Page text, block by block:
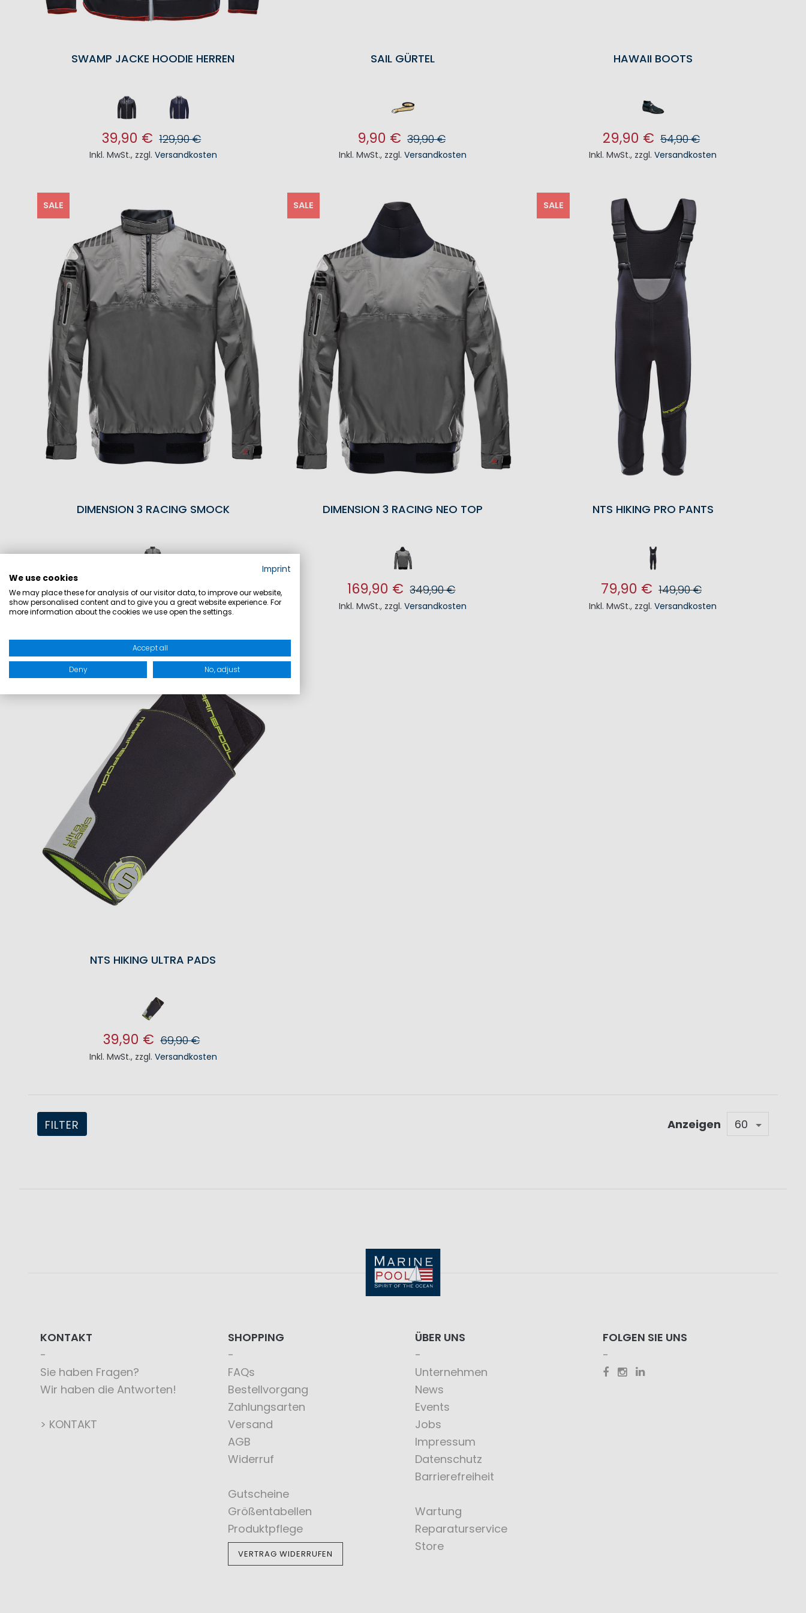
SWAMP JACKE HOODIE HERREN
39,90 € 129,90 €
Inkl. MwSt., zzgl. Versandkosten
SAIL GÜRTEL
9,90 € 39,90 €
Inkl. MwSt., zzgl.Versandkosten
HAWAII BOOTS
29,90 € 54,90 €
Inkl. MwSt., zzgl.Versandkosten
SALE
DIMENSION 3 RACING SMOCK
149,90 € 349,90 €
Inkl. MwSt.,zzgl.Versandkosten
SALE
DIMENSION 3 RACING NEO TOP
169,90 € 349,90 €
Inkl. MwSt., zzgl.Versandkosten
SALE
NTS HIKING PRO PANTS
79,90 € 149,90 €
Inkl. MwSt., zzgl.Versandkosten
SALE
NTS HIKING ULTRA PADS
39,90 € 69,90 €
Inkl. MwSt., zzgl. Versandkosten
FILTER Anzeigen
KONTAKT
Sie haben Fragen?
Wir haben die Antworten!
> KONTAKT
SHOPPING
FAQs
Bestellvorgang
Zahlungsarten
Versand
AGB
Widerruf
Gutscheine
Größentabellen
Produktpflege
VERTRAG WIDERRUFEN
ÜBER UNS
Unternehmen
News
Events
Jobs
Impressum
Datenschutz
Barrierefreiheit
Wartung
Reparaturservice
Store
FOLGEN SIE UNS
Imprint
We use cookies
We may place these for analysis of our visitor data, to improve our website,
show personalised content and to give you a great website experience. For
more information about the cookies we use open the settings.
Accept all
Deny No, adjust